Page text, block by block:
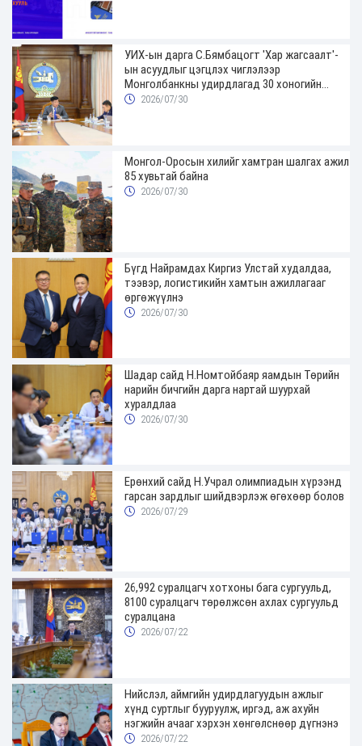
УИХ-ын дарга С.Бямбацогт 'Хар жагсаалт'-
ын асуудлыг цэгцлэх чиглэлээр
Монголбанкны удирдлагад 30 хоногийн
хугацаатай үүрэг өглөө
2026/07/30
Монгол-Оросын хилийг хамтран шалгах ажил
85 хувьтай байна
2026/07/30
Бүгд Найрамдах Киргиз Улстай худалдаа,
тээвэр, логистикийн хамтын ажиллагааг
өргөжүүлнэ
2026/07/30
Шадар сайд Н.Номтойбаяр яамдын Төрийн
нарийн бичгийн дарга нартай шуурхай
хуралдлаа
2026/07/30
Ерөнхий сайд Н.Учрал олимпиадын хүрээнд
гарсан зардлыг шийдвэрлэж өгөхөөр болов
2026/07/29
26,992 суралцагч хотхоны бага сургуульд,
8100 суралцагч төрөлжсөн ахлах сургуульд
суралцана
2026/07/22
Нийслэл, аймгийн удирдлагуудын ажлыг
хүнд суртлыг бууруулж, иргэд, аж ахуйн
нэгжийн ачааг хэрхэн хөнгөлснөөр дүгнэнэ
2026/07/22